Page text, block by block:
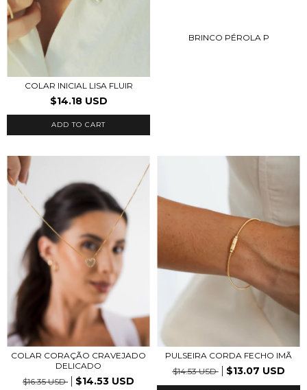
COLAR INICIAL LISA FLUIR
$14.18 USD
ADD TO CART
BRINCO PÉROLA P
COLAR CORAÇÃO CRAVEJADO
DELICADO
$16.35 USD
$14.53 USD
PULSEIRA CORDA FECHO IMÃ
$14.53 USD
$13.07 USD